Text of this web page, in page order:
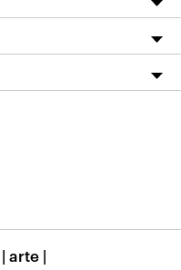
| arte |